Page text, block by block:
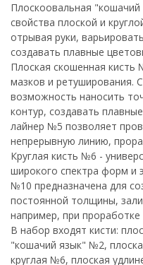
Плоскоовальная
свойства плоской и
отрывая руки,
создавать плавные
Плоская скошенная кисть
мазков и ретуширования.
возможность наносить
контур, создавать
лайнер №5 позволяет
непрерывную линию,
Круглая кисть №6 -
широкого спектра форм и
№10 предназначена для
постоянной толщины,
например, при
В набор входят кисти:
"кошачий язык" №2,
круглая №6, плоская